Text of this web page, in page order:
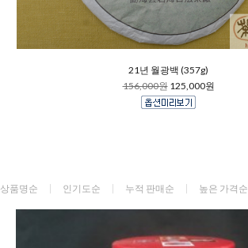
21년 월광백 (357g)
156,000원 125,000원
상품명순 인기도순 누적 판매순 높은 가격순